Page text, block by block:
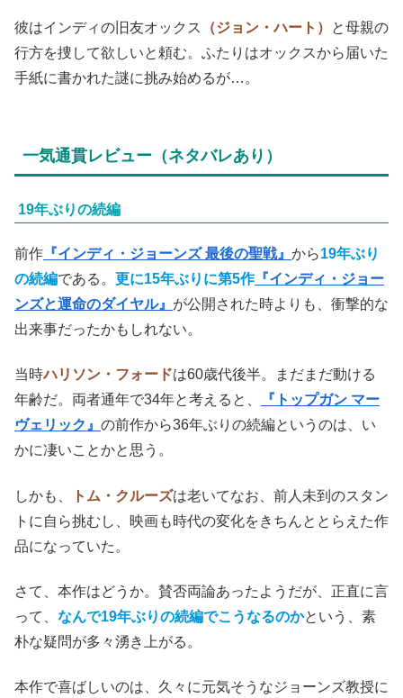
彼はインディの旧友オックス （ジョン・ハート）
と母親の
行方を捜して欲しいと頼む。ふたりはオックスから届いた
手紙に書かれた謎に挑み始めるが…。
一気通貫レビュー（ネタバレあり）
19年ぶりの続編
前作 『インディ・ジョーンズ 最後の聖戦』 から19年ぶり
の続編である。 更に15年ぶりに第5作『インディ・ジョー
ンズと運命のダイヤル』 が公開された時よりも、衝撃的な
出来事だったかもしれない。
当時ハリソン・フォードは60歳代後半。まだまだ動ける
年齢だ。両者通年で34年と考えると、
『トップガン マー
ヴェリック』 の前作から36年ぶりの続編というのは、い
かに凄いことかと思う。
しかも、 トム・クルーズは老いてなお、前人未到のスタン
トに自ら挑むし、映画も時代の変化をきちんととらえた作
品になっていた。
さて、本作はどうか。賛否両論あったようだが、正直に言
って、 なんで19年ぶりの続編でこうなるのかという、素
朴な疑問が多々湧き上がる。
本作で喜ばしいのは、久々に元気そうなジョーンズ教授に